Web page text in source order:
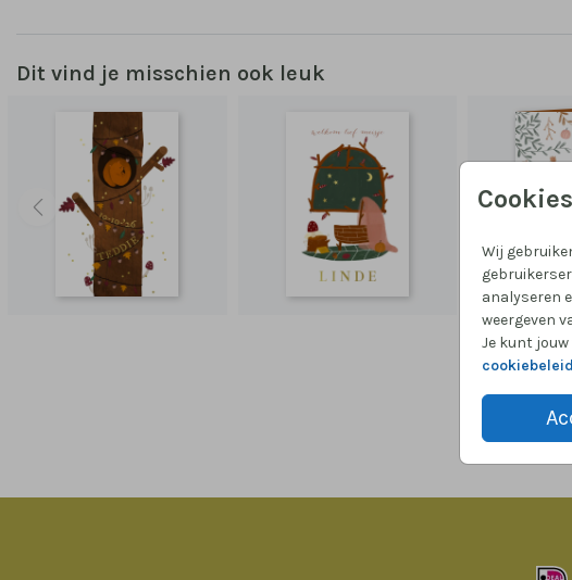
Cookies
Wij
analyseren
weergeven
Je kunt
cookiebeleid
Dit vind je misschien ook leuk